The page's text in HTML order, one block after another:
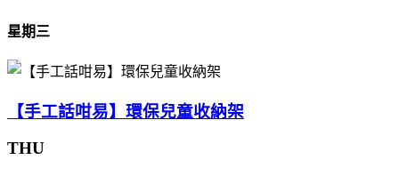
星期三
【手工話咁易】環保兒童收納架
THU